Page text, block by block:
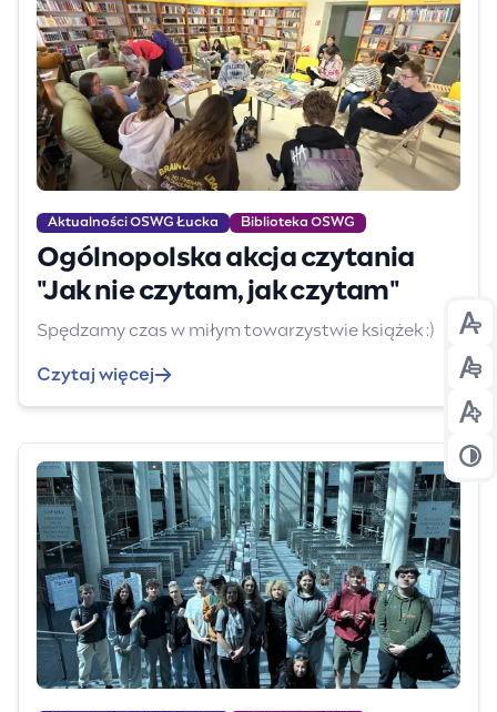
Aktualności OSWG Łucka Biblioteka OSWG
Ogólnopolska akcja czytania
"Jak nie czytam, jak czytam"
Spędzamy czas w miłym towarzystwie książek :)
Czytaj więcej